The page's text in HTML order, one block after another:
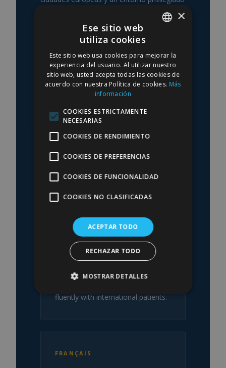
ESPAÑOL
Liposucción en Mallorca
Atención completa en español:
primera consulta, cirugía,
seguimiento postoperatorio e
informes. Coordinamos el
programa para optimizar su
estancia en la isla.
Liposuction in Mallorca
Full consultation and follow-up in
English. Dr. García Ceballos trained
at the Royal College of Surgeons
fluently with international patients.
FRANÇAIS
ENGLISH
×
Ese sitio web
utiliza cookies
Este sitio web usa cookies para mejorar la
experiencia del usuario. Al utilizar nuestro
sitio web, usted acepta todas las cookies de
acuerdo con nuestra Política de cookies. Más
información
COOKIES ESTRICTAMENTE
NECESARIAS
COOKIES DE RENDIMIENTO
COOKIES DE PREFERENCIAS
COOKIES DE FUNCIONALIDAD
COOKIES NO CLASIFICADAS
ACEPTAR TODO
RECHAZAR TODO
MOSTRAR DETALLES